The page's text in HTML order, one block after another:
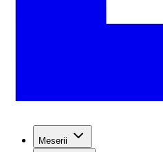
Meserii